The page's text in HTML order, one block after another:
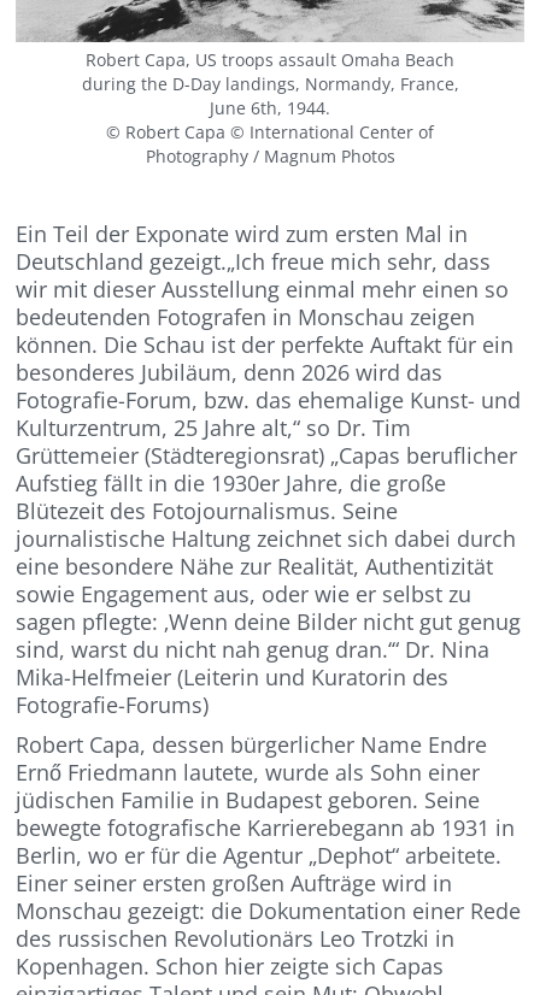
Robert Capa, US troops assault Omaha Beach
during the D-Day landings, Normandy, France,
June 6th, 1944.
© Robert Capa © International Center of
Photography / Magnum Photos
Ein Teil der Exponate wird zum ersten Mal in
Deutschland gezeigt.„Ich freue mich sehr, dass
wir mit dieser Ausstellung einmal mehr einen so
bedeutenden Fotografen in Monschau zeigen
können. Die Schau ist der perfekte Auftakt für ein
besonderes Jubiläum, denn 2026 wird das
Fotografie-Forum, bzw. das ehemalige Kunst- und
Kulturzentrum, 25 Jahre alt,“ so Dr. Tim
Grüttemeier (Städteregionsrat) „Capas beruflicher
Aufstieg fällt in die 1930er Jahre, die große
Blütezeit des Fotojournalismus. Seine
journalistische Haltung zeichnet sich dabei durch
eine besondere Nähe zur Realität, Authentizität
sowie Engagement aus, oder wie er selbst zu
sagen pflegte: ‚Wenn deine Bilder nicht gut genug
sind, warst du nicht nah genug dran.‘“ Dr. Nina
Mika-Helfmeier (Leiterin und Kuratorin des
Fotografie-Forums)
Robert Capa, dessen bürgerlicher Name Endre
Ernő Friedmann lautete, wurde als Sohn einer
jüdischen Familie in Budapest geboren. Seine
bewegte fotografische Karrierebegann ab 1931 in
Berlin, wo er für die Agentur „Dephot“ arbeitete.
Einer seiner ersten großen Aufträge wird in
Monschau gezeigt: die Dokumentation einer Rede
des russischen Revolutionärs Leo Trotzki in
Kopenhagen. Schon hier zeigte sich Capas